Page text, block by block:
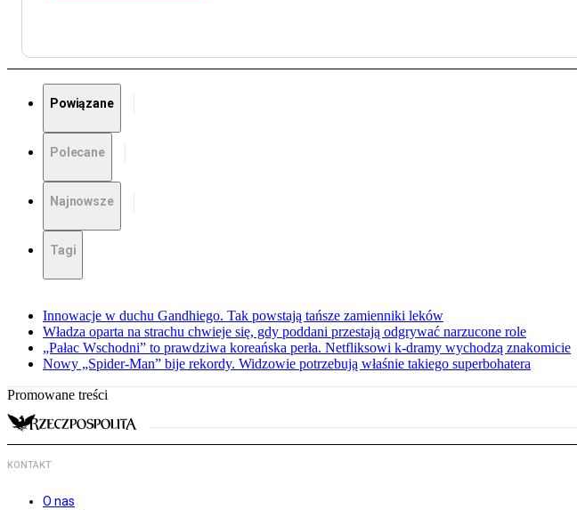
Powiązane
Polecane
Najnowsze
Tagi
Innowacje w duchu Gandhiego. Tak powstają tańsze zamienniki leków
Władza oparta na strachu chwieje się, gdy poddani przestają odgrywać narzucone role
„Pałac Wschodni” to prawdziwa koreańska perła. Netfliksowi k-dramy wychodzą znakomicie
Nowy „Spider-Man” bije rekordy. Widzowie potrzebują właśnie takiego superbohatera
Promowane treści
KONTAKT
O nas